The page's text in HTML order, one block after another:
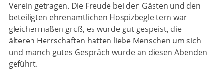
Verein getragen. Die Freude bei den Gästen und den
beteiligten ehrenamtlichen Hospizbegleitern war
gleichermaßen groß, es wurde gut gespeist, die
älteren Herrschaften hatten liebe Menschen um sich
und manch gutes Gespräch wurde an diesen Abenden
geführt.